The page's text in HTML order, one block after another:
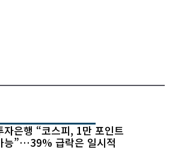
자은행 “코스피, 1만 포인트
능”…39% 급락은 일시적